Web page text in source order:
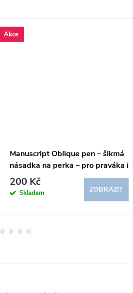
Akce
Manuscript Oblique pen – šikmá
násadka na perka – pro praváka i
leváka
200 Kč
Skladem ZOBRAZIT